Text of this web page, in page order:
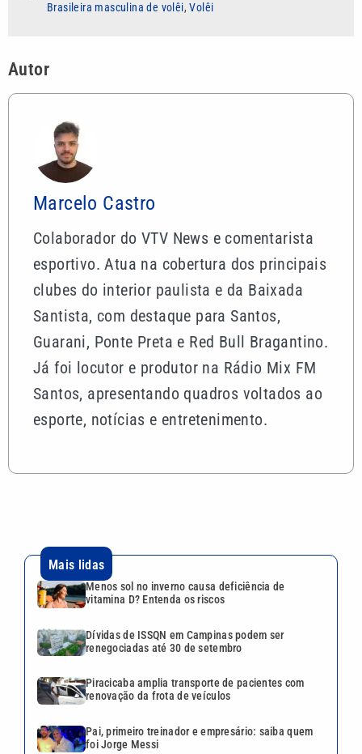
Brasileira masculina de volêi,Volêi
Autor
Marcelo Castro
Colaborador do VTV News e comentarista
esportivo. Atua na cobertura dos principais
clubes do interior paulista e da Baixada
Santista, com destaque para Santos,
Guarani, Ponte Preta e Red Bull Bragantino.
Já foi locutor e produtor na Rádio Mix FM
Santos, apresentando quadros voltados ao
esporte, notícias e entretenimento.
Mais lidas
Menos sol no inverno causa deficiência de
vitamina D? Entenda os riscos
Dívidas de ISSQN em Campinas podem ser
renegociadas até 30 de setembro
Piracicaba amplia transporte de pacientes com
renovação da frota de veículos
Pai, primeiro treinador e empresário: saiba quem
foi Jorge Messi